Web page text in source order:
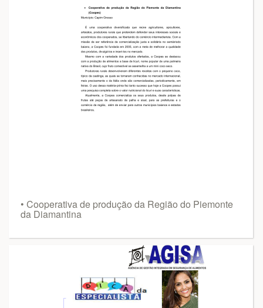
• Cooperativa de produção da Região do Piemonte
da Diamantina